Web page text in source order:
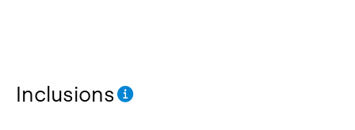
Inclusions